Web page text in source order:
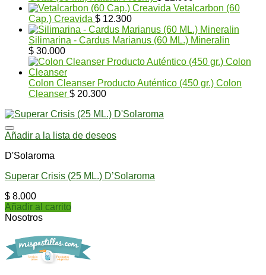
Vetalcarbon (60
Cap.) Creavida $ 12.300
Silimarina - Cardus Marianus (60 ML.) Mineralin
$ 30.000
Colon Cleanser Producto Auténtico (450 gr.) Colon
Cleanser $ 20.300
Añadir a la lista de deseos
D'Solaroma
Superar Crisis (25 ML.) D’Solaroma
$ 8.000
Añadir al carrito
Nosotros